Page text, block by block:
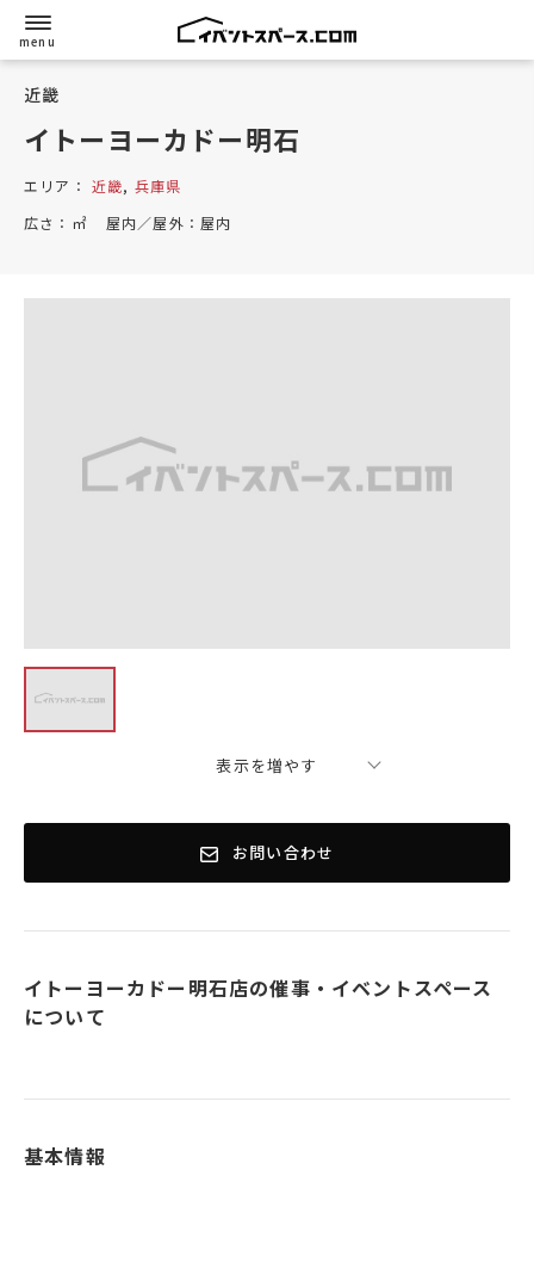
近畿
イトーヨーカドー明石
エリア： 近畿, 兵庫県
広さ： ㎡ 屋内／屋外： 屋内
表示を増やす
お問い合わせ
イトーヨーカドー明石店の催事・イベントスペース
について
基本情報